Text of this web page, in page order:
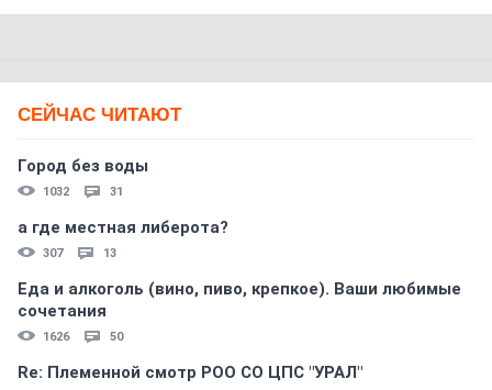
СЕЙЧАС ЧИТАЮТ
Город без воды
1032 31
а где местная либерота?
307 13
Еда и алкоголь (вино, пиво, крепкое). Ваши любимые
сочетания
1626 50
Re: Племеннoй смoтр РOO CO ЦПС "УРАЛ"